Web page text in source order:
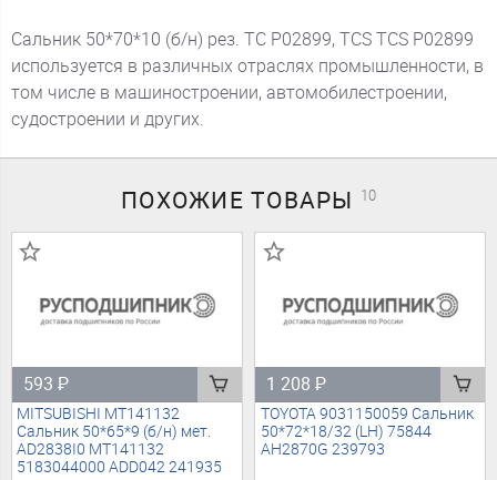
Сальник 50*70*10 (б/н) рез. TC P02899, TCS TCS P02899
используется в различных отраслях промышленности, в
том числе в машиностроении, автомобилестроении,
судостроении и других.
ПОХОЖИЕТОВАРЫ 10
593₽
MITSUBISHI MT141132
Сальник 50*65*9 (б/н) мет.
AD2838I0 MT141132
5183044000 ADD042 241935
1 208₽
TOYOTA 9031150059 Сальник
50*72*18/32 (LH) 75844
AH2870G 239793